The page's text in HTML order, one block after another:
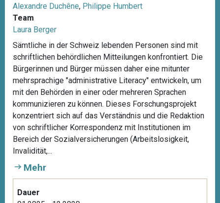
Alexandre Duchêne, Philippe Humbert
Team
Laura Berger
Sämtliche in der Schweiz lebenden Personen sind mit
schriftlichen behördlichen Mitteilungen konfrontiert. Die
Bürgerinnen und Bürger müssen daher eine mitunter
mehrsprachige "administrative Literacy" entwickeln, um
mit den Behörden in einer oder mehreren Sprachen
kommunizieren zu können. Dieses Forschungsprojekt
konzentriert sich auf das Verständnis und die Redaktion
von schriftlicher Korrespondenz mit Institutionen im
Bereich der Sozialversicherungen (Arbeitslosigkeit,
Invalidität,...
Mehr
Dauer